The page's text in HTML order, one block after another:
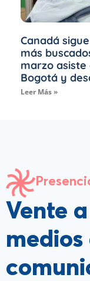
Canadá
más
marzo asiste
Bogotá y
Leer Más »
Vente
medios